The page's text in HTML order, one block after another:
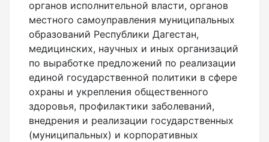
органов исполнительной власти, органов
местного самоуправления муниципальных
образований Республики Дагестан,
медицинских, научных и иных организаций
по выработке предложений по реализации
единой государственной политики в сфере
охраны и укрепления общественного
здоровья, профилактики заболеваний,
внедрения и реализации государственных
(муниципальных) и корпоративных